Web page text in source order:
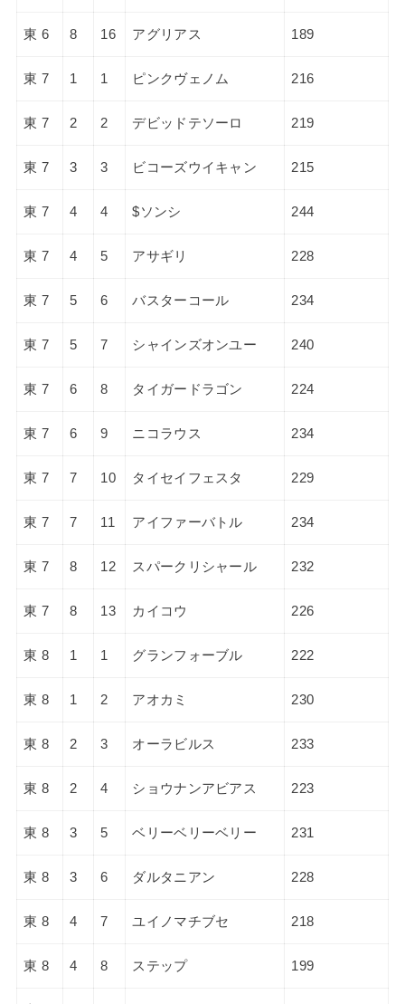
東 6 8 16 アグリアス 189
東 7 1 1 ピンクヴェノム 216
東 7 2 2 デビッドテソーロ 219
東 7 3 3 ビコーズウイキャン 215
東 7 4 4 $ソンシ 244
東 7 4 5 アサギリ 228
東 7 5 6 バスターコール 234
東 7 5 7 シャインズオンユー 240
東 7 6 8 タイガードラゴン 224
東 7 6 9 ニコラウス 234
東 7 7 10 タイセイフェスタ 229
東 7 7 11 アイファーバトル 234
東 7 8 12 スパークリシャール 232
東 7 8 13 カイコウ 226
東 8 1 1 グランフォーブル 222
東 8 1 2 アオカミ 230
東 8 2 3 オーラビルス 233
東 8 2 4 ショウナンアビアス 223
東 8 3 5 ベリーベリーベリー 231
東 8 3 6 ダルタニアン 228
東 8 4 7 ユイノマチブセ 218
東 8 4 8 ステップ 199